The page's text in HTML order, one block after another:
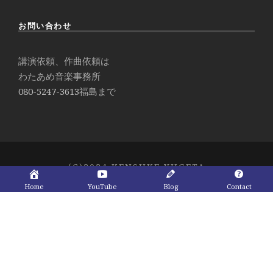
お問い合わせ
講演依頼、作曲依頼は
わたあめ音楽事務所
080-5247-3613福島まで
(C)2024 KENSUKE YUGETA
Home YouTube Blog Contact